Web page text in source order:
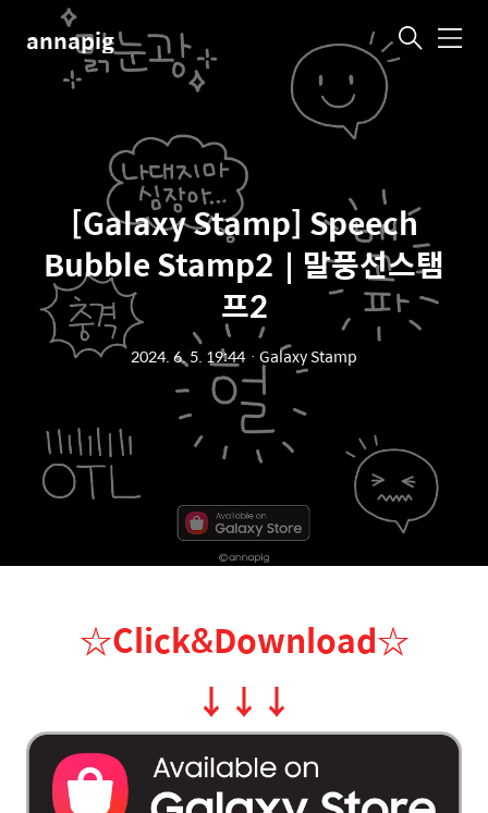
annapig 메
[Galaxy Stamp] Speech
Bubble Stamp2｜말풍선스탬
프2
2024. 6. 5. 19:44ㆍ Galaxy Stamp
☆Click&Download☆
↓ ↓ ↓